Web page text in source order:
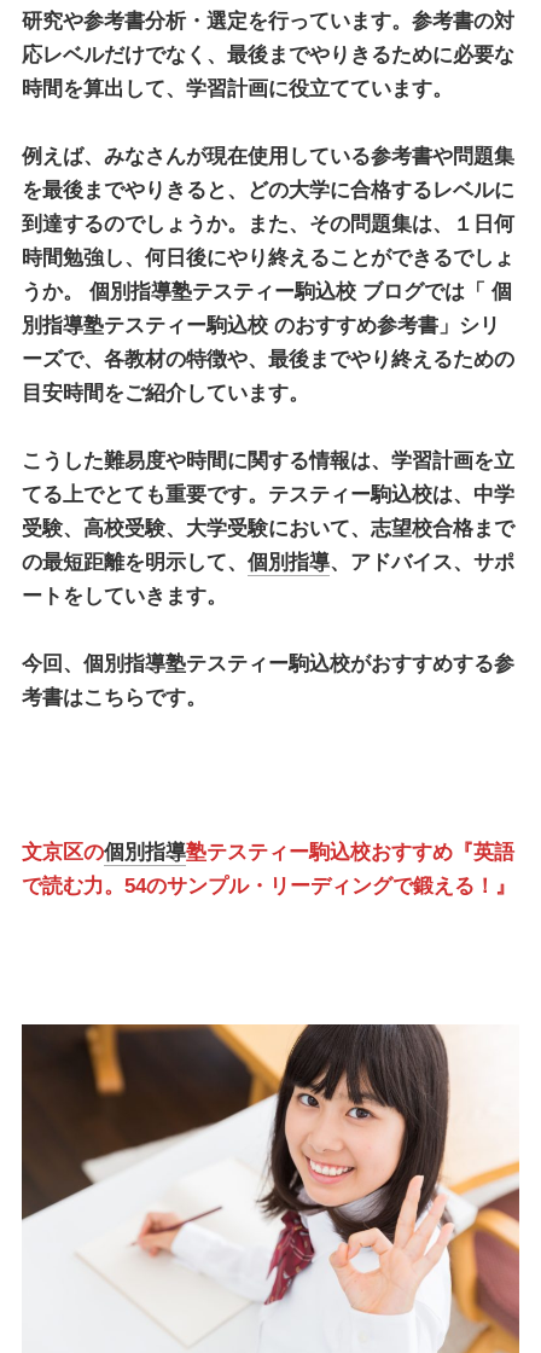
研究や参考書分析・選定を行っています。参考書の対
応レベルだけでなく、最後までやりきるために必要な
時間を算出して、学習計画に役立てています。
例えば、みなさんが現在使用している参考書や問題集
を最後までやりきると、どの大学に合格するレベルに
到達するのでしょうか。また、その問題集は、１日何
時間勉強し、何日後にやり終えることができるでしょ
うか。 個別指導塾テスティー駒込校ブログでは「 個
別指導塾テスティー駒込校のおすすめ参考書」シリ
ーズで、各教材の特徴や、最後までやり終えるための
目安時間をご紹介しています。
こうした難易度や時間に関する情報は、学習計画を立
てる上でとても重要です。テスティー駒込校は、中学
受験、高校受験、大学受験において、志望校合格まで
の最短距離を明示して、 個別指導、アドバイス、サポ
ートをしていきます。
今回、 個別指導塾テスティー駒込校がおすすめする参
考書はこちらです。
文京区の個別指導塾テスティー駒込校おすすめ『英語
で読む力。54のサンプル・リーディングで鍛える！』